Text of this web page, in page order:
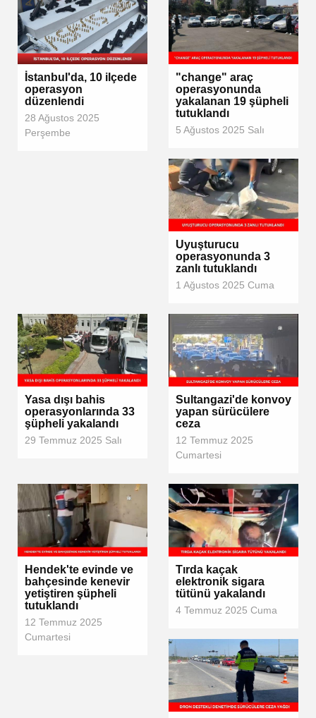
İstanbul'da, 10 ilçede
operasyon
düzenlendi
28 Ağustos 2025
Perşembe
"change" araç
operasyonunda
yakalanan 19 şüpheli
tutuklandı
5 Ağustos 2025 Salı
Uyuşturucu
operasyonunda 3
zanlı tutuklandı
1 Ağustos 2025 Cuma
Yasa dışı bahis
operasyonlarında 33
şüpheli yakalandı
29 Temmuz 2025 Salı
Sultangazi'de konvoy
yapan sürücülere
ceza
12 Temmuz 2025
Cumartesi
Hendek'te evinde ve
bahçesinde kenevir
yetiştiren şüpheli
tutuklandı
12 Temmuz 2025
Cumartesi
Tırda kaçak
elektronik sigara
tütünü yakalandı
4 Temmuz 2025 Cuma